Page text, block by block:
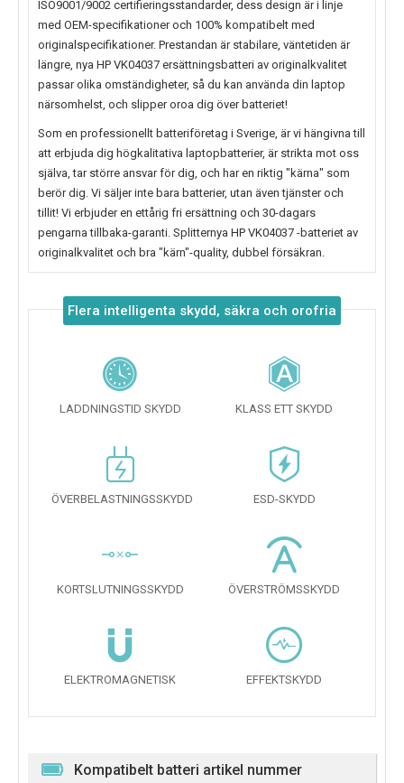
ISO9001/9002 certifieringsstandarder, dess design är i linje
med OEM-specifikationer och 100% kompatibelt med
originalspecifikationer. Prestandan är stabilare, väntetiden är
längre, nya HP VK04037 ersättningsbatteri av originalkvalitet
passar olika omständigheter, så du kan använda din laptop
närsomhelst, och slipper oroa dig över batteriet!
Som en professionellt batteriföretag i Sverige, är vi hängivna till
att erbjuda dig högkalitativa laptopbatterier, är strikta mot oss
själva, tar större ansvar för dig, och har en riktig "kärna" som
berör dig. Vi säljer inte bara batterier, utan även tjänster och
tillit! Vi erbjuder en ettårig fri ersättning och 30-dagars
pengarna tillbaka-garanti. Splitternya HP VK04037 -batteriet av
originalkvalitet och bra "kärn"-quality, dubbel försäkran.
Flera intelligenta skydd, säkra och orofria
LADDNINGSTID SKYDD KLASS ETT SKYDD
ÖVERBELASTNINGSSKYDD ESD-SKYDD
KORTSLUTNINGSSKYDD ÖVERSTRÖMSSKYDD
ELEKTROMAGNETISK EFFEKTSKYDD
Kompatibelt batteri artikel nummer